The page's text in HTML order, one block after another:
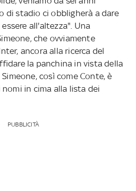
di stadio ci obbligherà a dare
all'altezza". Una
che ovviamente
ancora alla ricerca del
la panchina in vista della
così come Conte, è
in cima alla lista dei
PUBBLICITÀ